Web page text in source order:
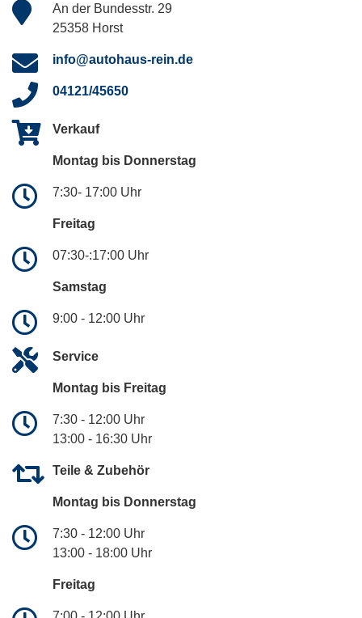
An der Bundesstr. 29
25358 Horst
info@autohaus-rein.de
04121/45650
Verkauf
Montag bis Donnerstag
7:30- 17:00 Uhr
Freitag
07:30-:17:00 Uhr
Samstag
9:00 - 12:00 Uhr
Service
Montag bis Freitag
7:30 - 12:00 Uhr
13:00 - 16:30 Uhr
Teile & Zubehör
Montag bis Donnerstag
7:30 - 12:00 Uhr
13:00 - 18:00 Uhr
Freitag